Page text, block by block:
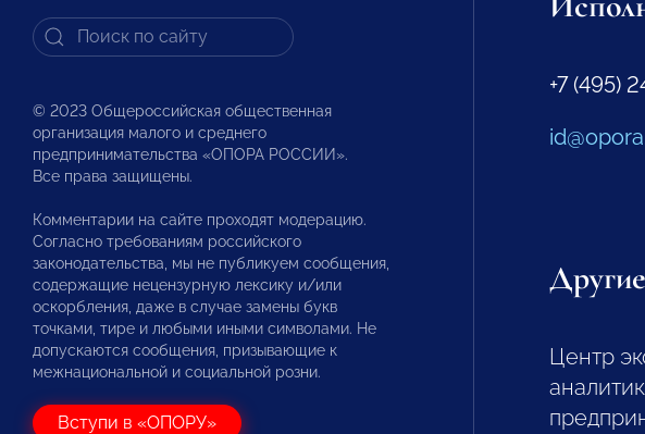
© 2023 Общероссийская общественная
организация малого и среднего
предпринимательства «ОПОРА РОССИИ».
Все права защищены.
Комментарии на сайте проходят модерацию.
Согласно требованиям российского
законодательства, мы не публикуем сообщения,
содержащие нецензурную лексику и/или
оскорбления, даже в случае замены букв
точками, тире и любыми иными символами. Не
допускаются сообщения, призывающие к
межнациональной и социальной розни.
Вступи в «ОПОРУ»
+7 (495)
Центр